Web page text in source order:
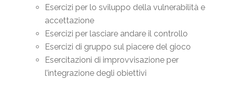
Esercizi per lo sviluppo della vulnerabilità e
accettazione
Esercizi per lasciare andare il controllo
Esercizi di gruppo sul piacere del gioco
Esercitazioni di improvvisazione per
l’integrazione degli obiettivi